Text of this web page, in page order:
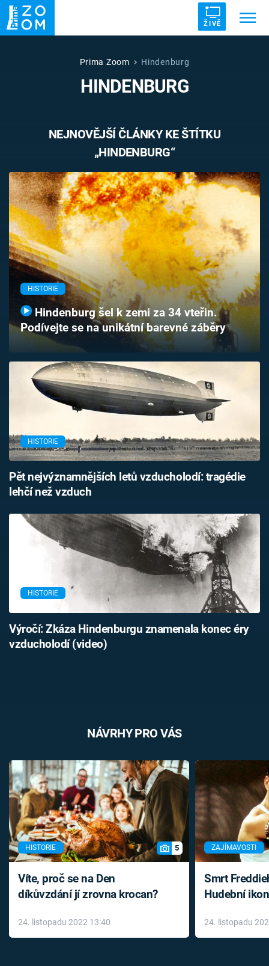
ŽIVĚ
UFO DRUHÁ SVĚTOVÁ VÁLKA
VETŘELCI DÁVNOVĚKU
Témata
Pořady
TV Program
Časopis
Sledujte prima+
Přihlášení
Sledujte nás
Prima Zoom Hindenburg
HINDENBURG
NEJNOVĚJŠÍ ČLÁNKY KE ŠTÍTKU
„HINDENBURG“
HISTORIE
Hindenburg šel k zemi za 34 vteřin.
Podívejte se na unikátní barevné záběry
HISTORIE
Pět nejvýznamnějších letů vzducholodí: tragédie
lehčí než vzduch
HISTORIE
Výročí: Zkáza Hindenburgu znamenala konec éry
vzducholodí (video)
NÁVRHY PRO VÁS
HISTORIE 5
Víte, proč se na Den
díkůvzdání jí zrovna krocan?
24. listopadu 2022 13:40
ZAJÍMAVOSTI
Smrt
Hudební
léky
24. listopadu